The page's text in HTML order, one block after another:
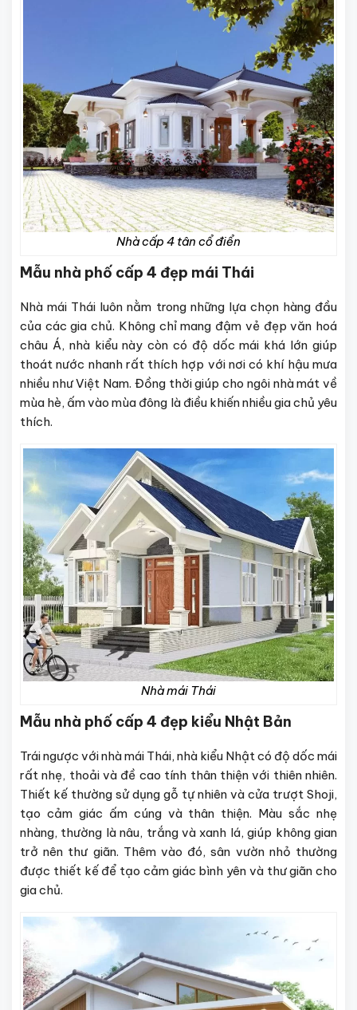
Nhà cấp 4 tân cổ điển
Mẫu nhà phố cấp 4 đẹp mái Thái
Nhà mái Thái luôn nằm trong những lựa chọn hàng đầu
của các gia chủ. Không chỉ mang đậm vẻ đẹp văn hoá
châu Á, nhà kiểu này còn có độ dốc mái khá lớn giúp
thoát nước nhanh rất thích hợp với nơi có khí hậu mưa
nhiều như Việt Nam. Đồng thời giúp cho ngôi nhà mát về
mùa hè, ấm vào mùa đông là điều khiến nhiều gia chủ yêu
thích.
Nhà mái Thái
Mẫu nhà phố cấp 4 đẹp kiểu Nhật Bản
Trái ngược với nhà mái Thái, nhà kiểu Nhật có độ dốc mái
rất nhẹ, thoải và đề cao tính thân thiện với thiên nhiên.
Thiết kế thường sử dụng gỗ tự nhiên và cửa trượt Shoji,
tạo cảm giác ấm cúng và thân thiện. Màu sắc nhẹ
nhàng, thường là nâu, trắng và xanh lá, giúp không gian
trở nên thư giãn. Thêm vào đó, sân vườn nhỏ thường
được thiết kế để tạo cảm giác bình yên và thư giãn cho
gia chủ.